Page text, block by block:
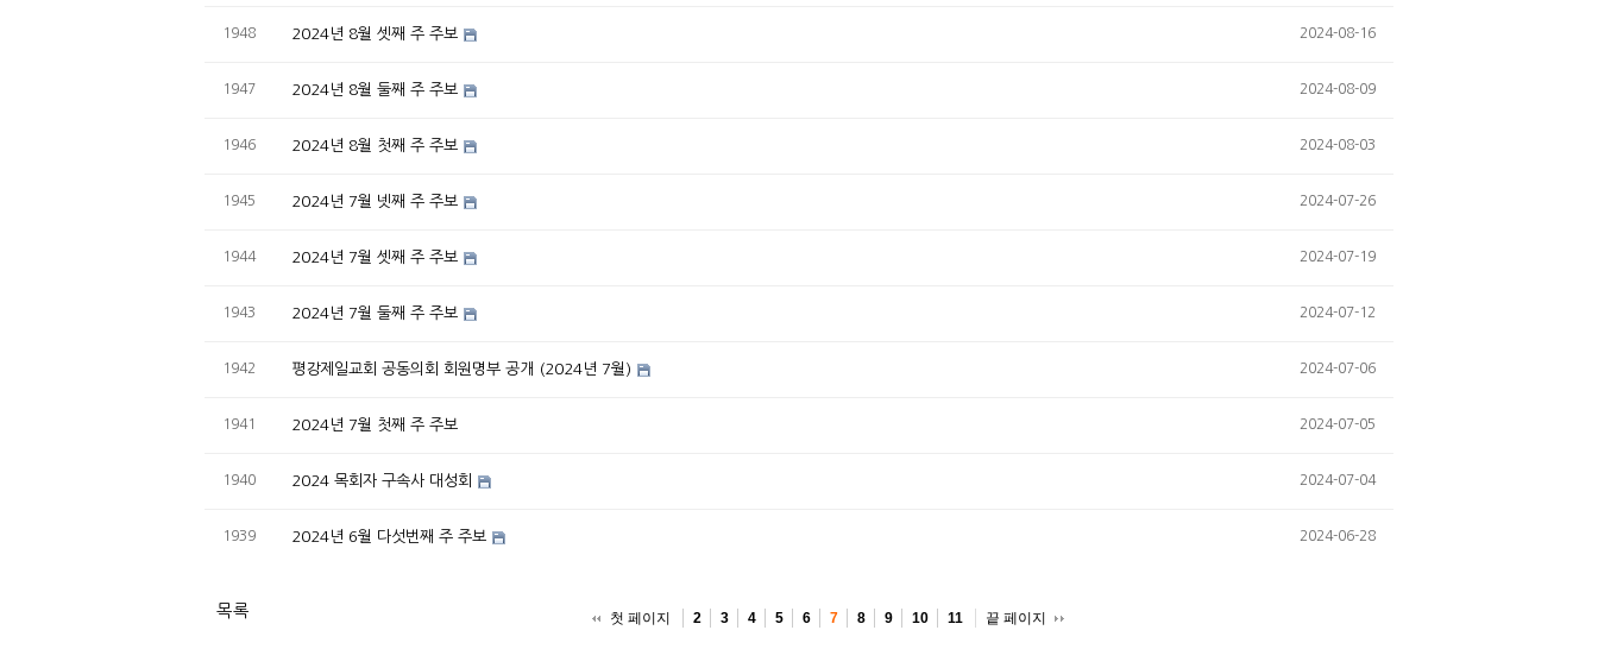
1948 2024년 8월 셋째 주 주보 2024-08-16
1947 2024년 8월 둘째 주 주보 2024-08-09
1946 2024년 8월 첫째 주 주보 2024-08-03
1945 2024년 7월 넷째 주 주보 2024-07-26
1944 2024년 7월 셋째 주 주보 2024-07-19
1943 2024년 7월 둘째 주 주보 2024-07-12
1942 평강제일교회 공동의회 회원명부 공개 (2024년 7월) 2024-07-06
1941 2024년 7월 첫째 주 주보 2024-07-05
1940 2024 목회자 구속사 대성회 2024-07-04
1939 2024년 6월 다섯번째 주 주보 2024-06-28
목록 첫 페이지 2 3 4 5 6 7 8 9 10 11 끝 페이지